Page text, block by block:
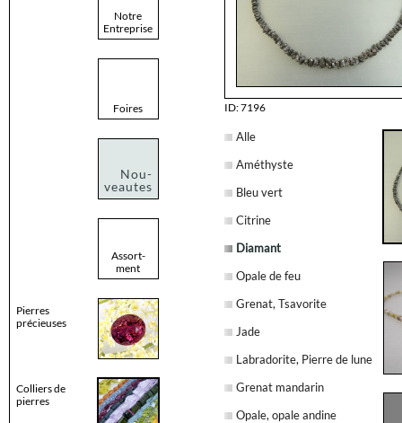
Notre
Entreprise
Foires
Nou-
veautes
Assort-
ment
Pierres
précieuses
Colliers de
pierres
ID: 7196
Alle
Améthyste
Bleu vert
Citrine
Diamant
Opale de feu
Grenat, Tsavorite
Jade
Labradorite, Pierre de lune
Grenat mandarin
Opale, opale andine